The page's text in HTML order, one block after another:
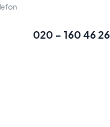
020 - 160 46 26